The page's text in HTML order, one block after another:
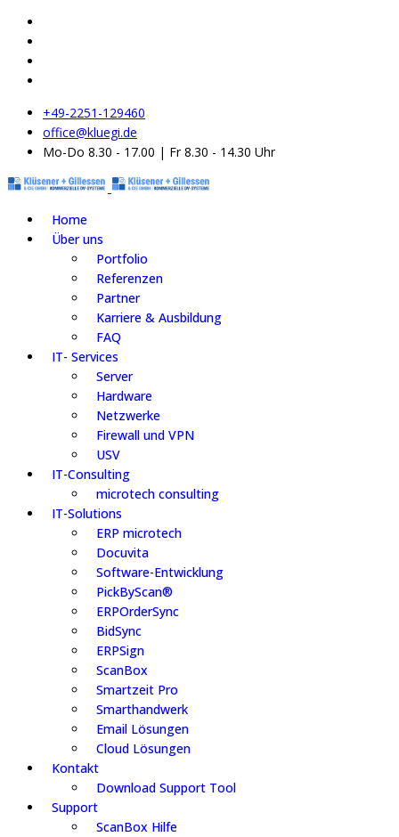
+49-2251-129460
office@kluegi.de
Mo-Do 8.30 - 17.00 | Fr 8.30 - 14.30 Uhr
Home
Über uns
Portfolio
Referenzen
Partner
Karriere & Ausbildung
FAQ
IT- Services
Server
Hardware
Netzwerke
Firewall und VPN
USV
IT-Consulting
microtech consulting
IT-Solutions
ERP microtech
Docuvita
Software-Entwicklung
PickByScan®
ERPOrderSync
BidSync
ERPSign
ScanBox
Smartzeit Pro
Smarthandwerk
Email Lösungen
Cloud Lösungen
Kontakt
Download Support Tool
Support
ScanBox Hilfe